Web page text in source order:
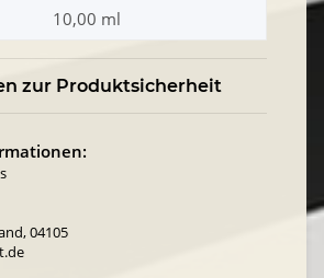
10,00 ml
zur Produktsicherheit
04105